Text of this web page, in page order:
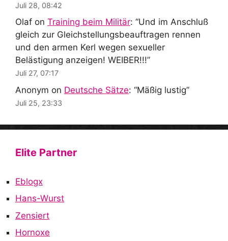
Juli 28, 08:42
Olaf on Training beim Militär: “Und im Anschluß
gleich zur Gleichstellungsbeauftragen rennen
und den armen Kerl wegen sexueller
Belästigung anzeigen! WEIBER!!!”
Juli 27, 07:17
Anonym on Deutsche Sätze: “Mäßig lustig”
Juli 25, 23:33
Elite Partner
Eblogx
Hans-Wurst
Zensiert
Hornoxe